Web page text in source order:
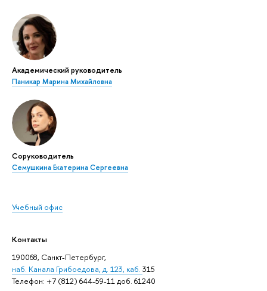
Академический руководитель
Паникар Марина Михайловна
Соруководитель
Семушкина Екатерина Сергеевна
Учебный офис
Контакты
190068, Санкт-Петербург,
наб. Канала Грибоедова, д. 123, каб. 315
Телефон: +7 (812) 644-59-11 доб. 61240